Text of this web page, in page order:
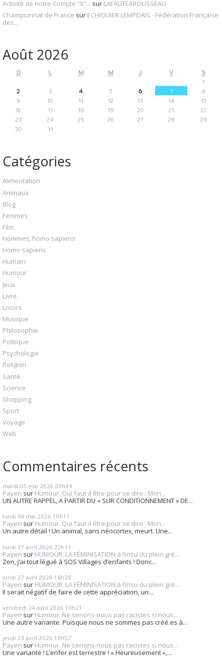
Activité de notre Compte ”X”... sur LAFAUTEAROUSSEAU
Championnat de France sur ECHIQUIER LEMPDAIS - Fédération Française
des...
Août 2026
D L M M J V
S
1
2
3 4 5 6 7
8
9
10 11 12 13 14
15
16
17 18 19 20 21
22
23
24 25 26 27 28
29
30
31
Catégories
Alimentation
Animaux
Blog
Femmes
Film
Hommes, homo sapiens
Homo sapiens
Humain
Humour
Jeux
Livre
Loisirs
Musique
Philosophie
Politique
Psychologie
Religion
Santé
Science
Shopping
Sport
Voyage
Web
Commentaires récents
mardi 05 mai 2026 00h49
Payen sur Humour. Qui faut-il être pour se dire : Mon...
UN AUTRE RAPPEL, A PARTIR DU « SUR CONDITIONNEMENT » DE...
lundi 04 mai 2026 10h11
Payen sur Humour. Qui faut-il être pour se dire : Mon...
Un autre détail ! Un animal, sans néocortex, meurt. Une...
lundi 27 avril 2026 22h11
Payen sur HUMOUR. LA FÉMINISATION à l’insu du plein gré...
Zen, j’ai tout légué à SOS Villages d’enfants ! Donc...
lundi 27 avril 2026 18h28
Payen sur HUMOUR. LA FÉMINISATION à l’insu du plein gré...
Il serait négatif de faire de cette appréciation, un...
vendredi 24 avril 2026 10h21
Payen sur Humour. Ne serions-nous pas racistes si nous...
Une autre variante. Puisque nous ne sommes pas créé.es à...
jeudi 23 avril 2026 10h57
Payen sur Humour. Ne serions-nous pas racistes si nous...
Une variante ! L’enfer est terrestre ! « Heureusement »,...